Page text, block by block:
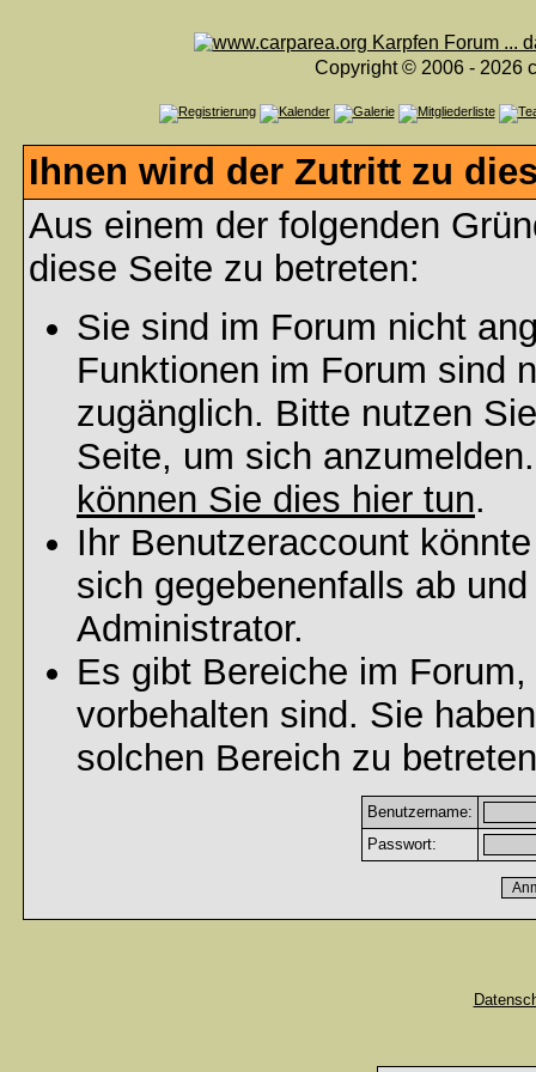
Copyright © 2006 - 2026
Ihnen wird der Zutritt zu
Aus einem der folgenden
diese Seite zu betreten:
Sie sind im Forum nicht
Funktionen im Forum sind
zugänglich. Bitte nutzen
Seite, um sich
können Sie dies hier tun.
Ihr Benutzeraccount
sich gegebenenfalls ab
Administrator.
Es gibt Bereiche im
vorbehalten sind. Sie
solchen Bereich zu
Benutzername:
Passwort: